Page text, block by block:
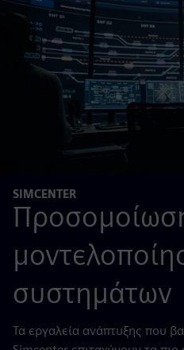
SIMCENTER
συστημάτων
Τα εργαλεία ανάπτυξης που